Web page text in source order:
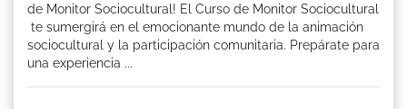
de Monitor Sociocultural! El Curso de Monitor Sociocultural
te sumergirá en el emocionante mundo de la animación
sociocultural y la participación comunitaria. Prepárate para
una experiencia ...